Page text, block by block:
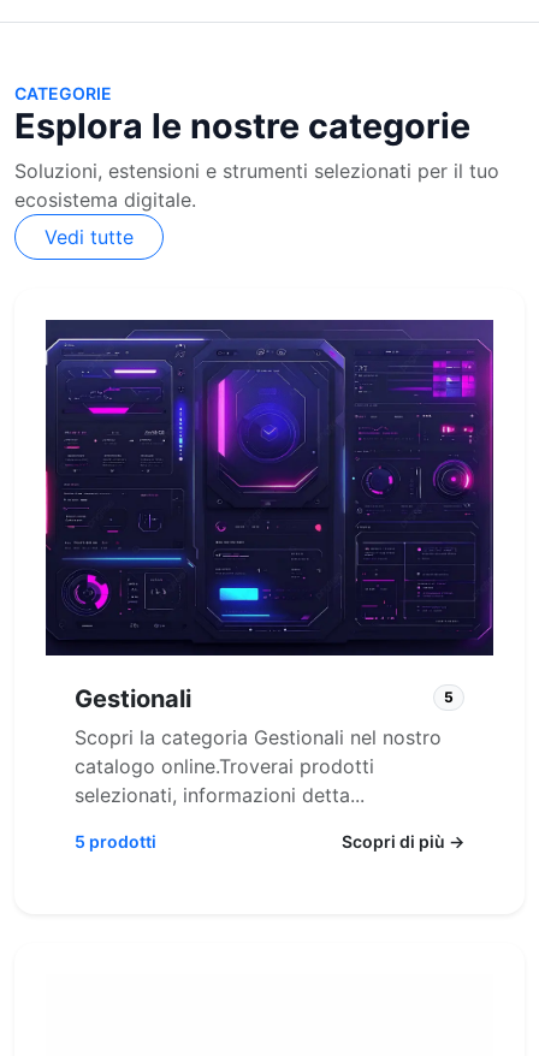
CATEGORIE
Esplora le nostre categorie
Soluzioni, estensioni e strumenti selezionati per il tuo
ecosistema digitale.
Vedi tutte
Gestionali 5
Scopri la categoria Gestionali nel nostro
catalogo online.Troverai prodotti
selezionati, informazioni detta...
5 prodotti Scopri di più →